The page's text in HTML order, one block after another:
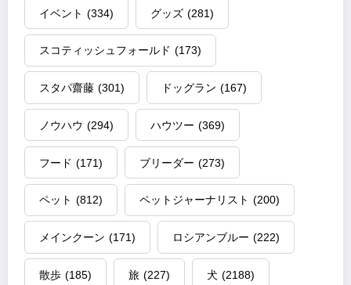
イベント (334) グッズ (281)
スコティッシュフォールド (173)
スタパ齋藤 (301) ドッグラン (167)
ノウハウ (294) ハウツー (369)
フード (171) ブリーダー (273)
ペット (812) ペットジャーナリスト (200)
メインクーン (171) ロシアンブルー (222)
散歩 (185) 旅 (227) 犬 (2188)